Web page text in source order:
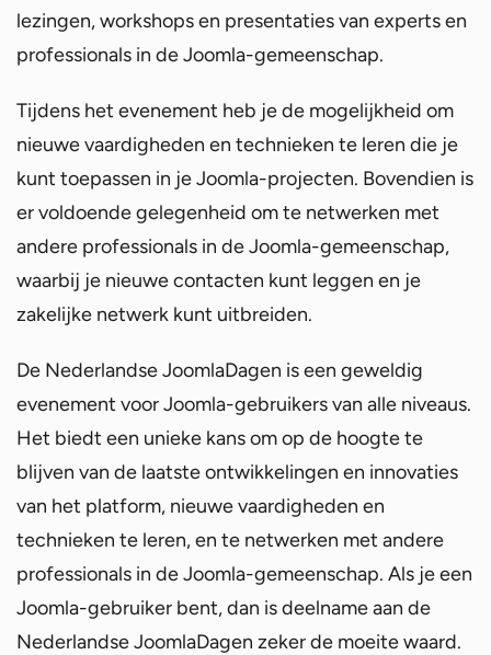
lezingen, workshops en presentaties van experts en
professionals in de Joomla-gemeenschap.
Tijdens het evenement heb je de mogelijkheid om
nieuwe vaardigheden en technieken te leren die je
kunt toepassen in je Joomla-projecten. Bovendien is
er voldoende gelegenheid om te netwerken met
andere professionals in de Joomla-gemeenschap,
waarbij je nieuwe contacten kunt leggen en je
zakelijke netwerk kunt uitbreiden.
De Nederlandse JoomlaDagen is een geweldig
evenement voor Joomla-gebruikers van alle niveaus.
Het biedt een unieke kans om op de hoogte te
blijven van de laatste ontwikkelingen en innovaties
van het platform, nieuwe vaardigheden en
technieken te leren, en te netwerken met andere
professionals in de Joomla-gemeenschap. Als je een
Joomla-gebruiker bent, dan is deelname aan de
Nederlandse JoomlaDagen zeker de moeite waard.